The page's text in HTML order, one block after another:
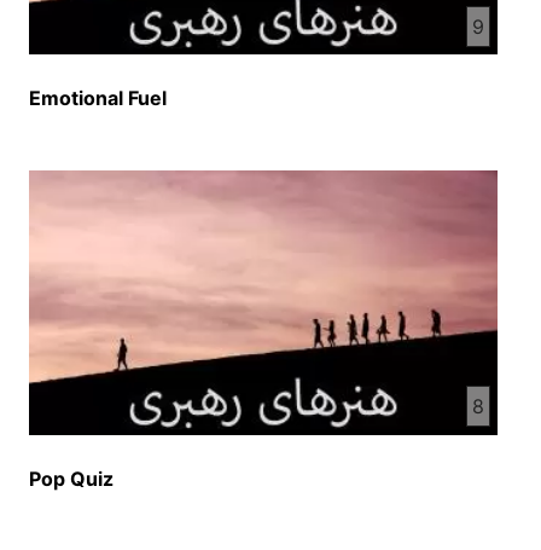
9
Emotional Fuel
8
Pop Quiz